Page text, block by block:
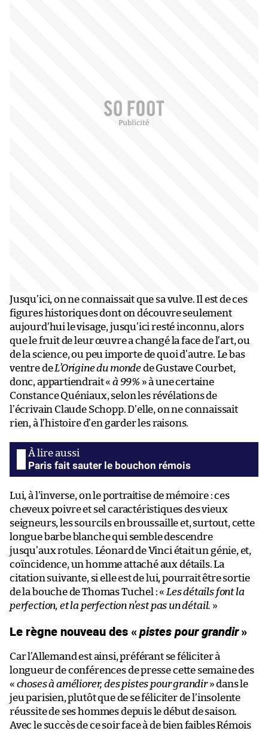
Jusqu’ici, on ne connaissait que sa vulve. Il est de ces
figures historiques dont on découvre seulement
aujourd’hui le visage, jusqu’ici resté inconnu, alors
que le fruit de leur œuvre a changé la face de l’art, ou
de la science, ou peu importe de quoi d’autre. Le bas
ventre deL’Origine du mondede Gustave Courbet,
donc, appartiendrait « à 99% » à une certaine
Constance Quéniaux, selon les révélations de
l’écrivain Claude Schopp. D’elle, on ne connaissait
rien, à l’histoire d’en garder les raisons.
Paris fait sauter le bouchon rémois
Lui, à l’inverse, on le portraitise de mémoire : ces
cheveux poivre et sel caractéristiques des vieux
seigneurs, les sourcils en broussaille et, surtout, cette
longue barbe blanche qui semble descendre
jusqu’aux rotules. Léonard de Vinci était un génie, et,
coïncidence, un homme attaché aux détails. La
citation suivante, si elle est de lui, pourrait être sortie
de la bouche de Thomas Tuchel : « Les détails font la
perfection, et la perfection n’est pas un détail. »
Le règne nouveau des «pistes pour grandir»
Car l’Allemand est ainsi, préférant se féliciter à
longueur de conférences de presse cette semaine des
« choses à améliorer, des pistes pour grandir» dans le
jeu parisien, plutôt que de se féliciter de l’insolente
réussite de ses hommes depuis le début de saison.
Avec le succès de ce soir face à de bien faibles Rémois